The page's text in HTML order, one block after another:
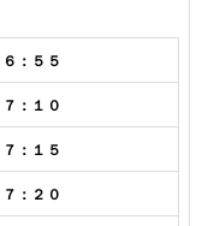
６：５５
７：１０
７：１５
７：２０